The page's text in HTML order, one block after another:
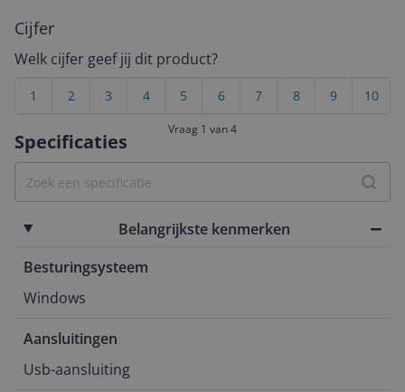
Specificaties
Belangrijkste kenmerken
Besturingsysteem
Windows
Aansluitingen
Usb-aansluiting
Cijfer
Welk cijfer geef jij dit product?
10
9
8
7
6
5
4
3
2
1
Vraag 1 van 4